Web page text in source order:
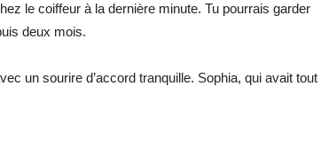
le coiffeur à la dernière minute. Tu pourrais garder
deux mois.
un sourire d’accord tranquille. Sophia, qui avait tout